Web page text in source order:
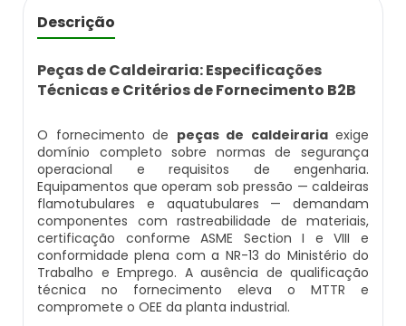
Caldeira Fogotubular Horizontal
Caldeira Fogotubular Vertical
Caldeira Horizontal
Caldeira Industrial
Inspeção De Caldeiras E Vasos De Pressão
Inspeção De Caldeiras Flamotubulares
Inspeção De Caldeiras Preço
Inspeção De Caldeiras Profissional
Manutenção De Caldeiras
Manutenção De Caldeiras A Gásoleo
Manutenção De Caldeiras A Lenha
Manutenção De Caldeiras A Vapor
Caldeira A Vapor Pequena
Caldeira A Vapor Preço
Caldeira A Vapor Vertical
Caldeira De Vapor
Caldeira A Gás Usada
Caldeira A Gás Vulcano
Caldeira De Aquecimento A Gás
Caldeira De Aquecimento Central A Gás
Descrição
Peças de Caldeiraria: Especificações
Técnicas e Critérios de Fornecimento B2B
O fornecimento de peças de caldeirariaexige
domínio completo sobre normas de segurança
operacional e requisitos de engenharia.
Equipamentos que operam sob pressão — caldeiras
flamotubulares e aquatubulares — demandam
componentes com rastreabilidade de materiais,
certificação conforme ASME Section I e VIII e
conformidade plena com a NR-13 do Ministério do
Trabalho e Emprego. A ausência de qualificação
técnica no fornecimento eleva o MTTR e
compromete o OEE da planta industrial.